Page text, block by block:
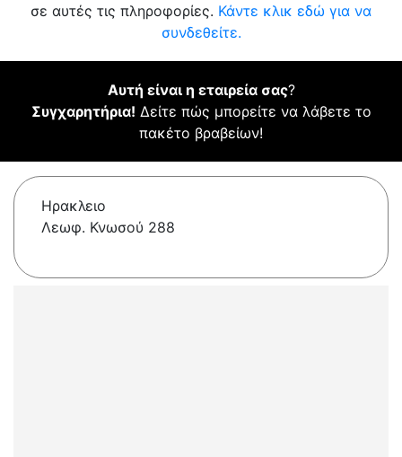
σε αυτές τις πληροφορίες. Κάντε κλικ εδώ για να
συνδεθείτε.
Αυτή είναι η εταιρεία σας?
Συγχαρητήρια! Δείτε πώς μπορείτε να λάβετε το
πακέτο βραβείων!
Ηρακλειο
Λεωφ. Κνωσού 288